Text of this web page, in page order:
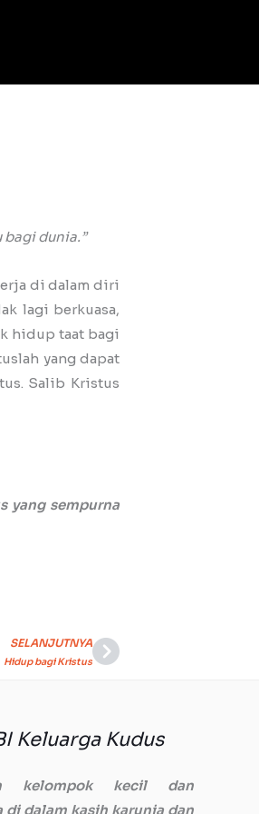
bagi dunia.”
di dalam diri
lagi berkuasa,
hidup taat bagi
yang dapat
Salib Kristus
yang sempurna
SELANJUTNYA
Hidup bagi KristusNext
Keluarga Kudus
kelompok kecil dan
di dalam kasih karunia dan